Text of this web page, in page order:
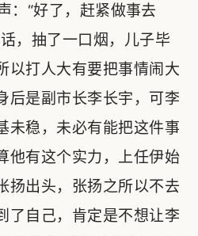
“好了，赶紧做事去
，抽了一口烟，儿子毕
以打人大有要把事情闹大
后是副市长李长宇，可李
未稳，未必有能把这件事
他有这个实力，上任伊始
扬出头，张扬之所以不去
了自己，肯定是不想让李